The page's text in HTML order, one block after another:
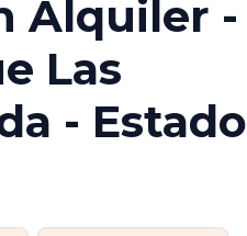
Alquiler -
Las
- Estado